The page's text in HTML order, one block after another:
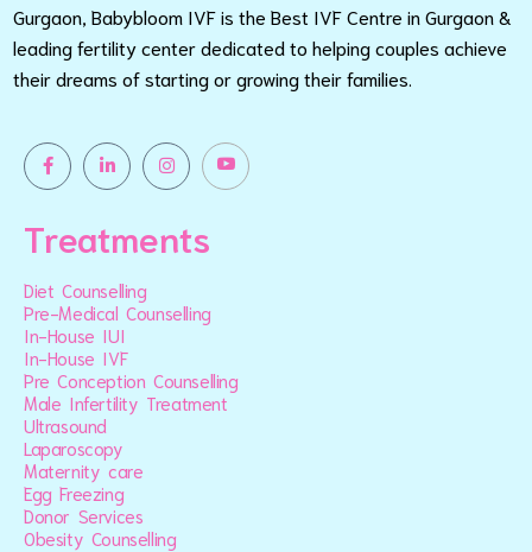
Gurgaon, Babybloom IVF is the Best IVF Centre in Gurgaon &
leading fertility center dedicated to helping couples achieve
their dreams of starting or growing their families.
Treatments
Diet Counselling
Pre-Medical Counselling
In-House IUI
In-House IVF
Pre Conception Counselling
Male Infertility Treatment
Ultrasound
Laparoscopy
Maternity care
Egg Freezing
Donor Services
Obesity Counselling